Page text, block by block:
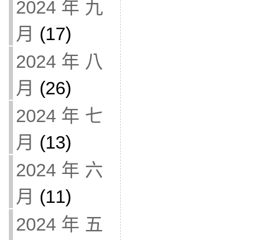
2024 年 九
月 (17)
2024 年 八
月 (26)
2024 年 七
月 (13)
2024 年 六
月 (11)
2024 年 五